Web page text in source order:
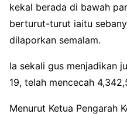
kekal berada di bawah
berturut-turut iaitu
dilaporkan semalam.
Ia sekali gus menjadikan
19, telah mencecah
Menurut Ketua Pengarah